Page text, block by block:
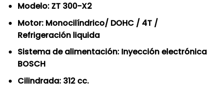
Modelo: ZT 300-X2
Motor: Monocilíndrico/ DOHC / 4T /
Refrigeración liquida
Sistema de alimentación: Inyección electrónica
BOSCH
Cilindrada: 312 cc.